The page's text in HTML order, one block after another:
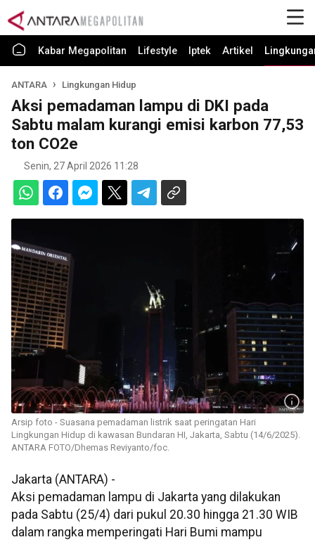
Kabar Megapolitan Lifestyle Iptek Artikel
ANTARA Lingkungan Hidup
Aksi pemadaman lampu di DKI pada
Sabtu malam kurangi emisi karbon 77,53
ton CO2e
Senin, 27 April 2026 11:28
Arsip foto - Suasana pemadaman listrik saat peringatan Hari
Lingkungan Hidup di kawasan Bundaran HI, Jakarta, Sabtu (14/6/2025).
ANTARA FOTO/Dhemas Reviyanto/foc.
Jakarta (ANTARA) -
Aksi pemadaman lampu di Jakarta yang dilakukan
pada Sabtu (25/4) dari pukul 20.30 hingga 21.30 WIB
dalam rangka memperingati Hari Bumi mampu